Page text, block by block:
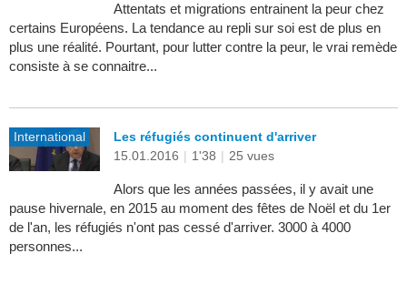
Attentats et migrations entrainent la peur chez
certains Européens. La tendance au repli sur soi est de plus en
plus une réalité. Pourtant, pour lutter contre la peur, le vrai remède
consiste à se connaitre...
International
Les réfugiés continuent d'arriver
15.01.2016 | 1'38 | 25 vues
Alors que les années passées, il y avait une
pause hivernale, en 2015 au moment des fêtes de Noël et du 1er
de l'an, les réfugiés n'ont pas cessé d'arriver. 3000 à 4000
personnes...